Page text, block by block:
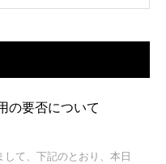
の要否について
て、下記のとおり、本日